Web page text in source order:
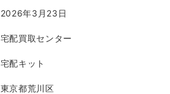
2026年3月23日
宅配買取センター
宅配キット
東京都荒川区